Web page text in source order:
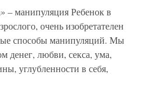
– манипуляция Ребенок в
очень изобретателен
способы манипуляций. Мы
денег, любви, секса, ума,
углубленности в себя,